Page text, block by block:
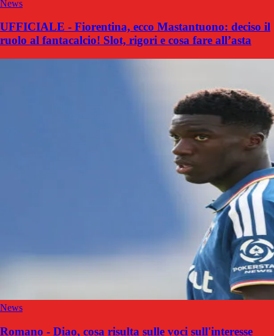
News
UFFICIALE - Fiorentina, ecco Mastantuono: deciso il
ruolo al fantacalcio! Slot, rigori e cosa fare all’asta
News
Romano - Diao, cosa risulta sulle voci sull'interesse